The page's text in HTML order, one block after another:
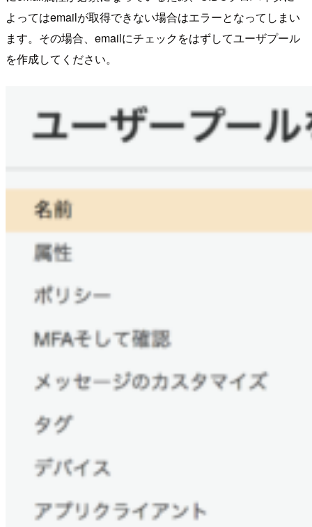
よってはemailが取得できない場合はエラーとなってしまい
ます。その場合、emailにチェックをはずしてユーザプール
を作成してください。